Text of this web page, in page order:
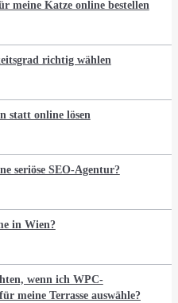
meine Katze online bestellen
richtig wählen
statt online lösen
seriöse SEO-Agentur?
in Wien?
wenn ich WPC-
meine Terrasse auswähle?